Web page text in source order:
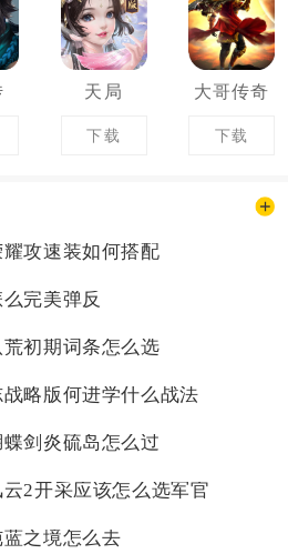
天局
下载
大哥传奇
下载
耀攻速装如何搭配
完美弹反
荒初期词条怎么选
战略版何进学什么战法
剑炎硫岛怎么过
云2开采应该怎么选军官
之境怎么去